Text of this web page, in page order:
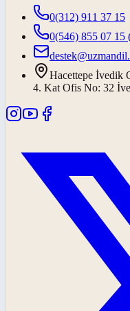
0(312) 911 37 15
0(546) 855 07 15
Hacettepe İvedik
4. Kat Ofis No: 32